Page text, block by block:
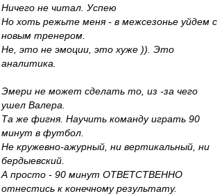
Ничего не читал. Успею
Но хоть режьте меня - в межсезонье уйдем с
новым тренером.
Не, это не эмоции, это хуже )). Это
аналитика.
Эмери не может сделать то, из -за чего
ушел Валера.
Та же фигня. Научить команду играть 90
минут в футбол.
Не кружевно-ажурный, ни вертикальный, ни
бердыевский.
А просто - 90 минут ОТВЕТСТВЕННО
отнестись к конечному результату.